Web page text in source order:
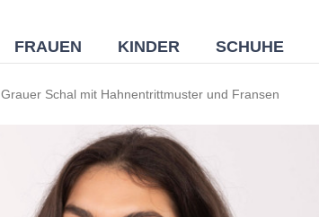
FRAUEN KINDER SCHUHE
Grauer Schal mit Hahnentrittmuster und Fransen